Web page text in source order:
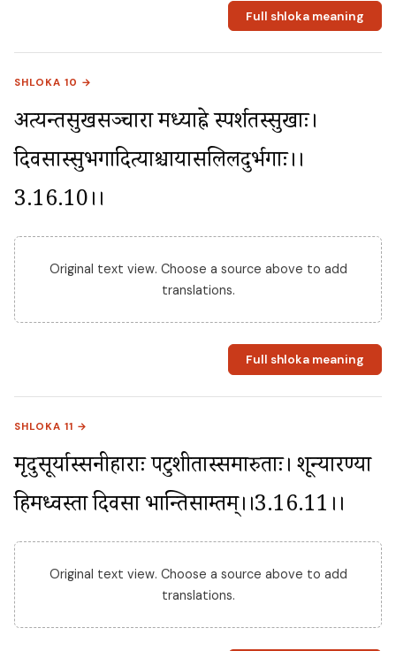
Full shloka meaning
SHLOKA 10 →
अत्यन्तसुखसञ्चारा मध्याह्ने स्पर्शतस्सुखाः।
दिवसास्सुभगादित्याश्चायासलिलदुर्भगाः।।
3.16.10।।
Original text view. Choose a source above to add
translations.
Full shloka meaning
SHLOKA 11 →
मृदुसूर्यास्सनीहाराः पटुशीतास्समारुताः। शून्यारण्या
हिमध्वस्ता दिवसा भान्तिसाम्प्रतम्।।3.16.11।।
Original text view. Choose a source above to add
translations.